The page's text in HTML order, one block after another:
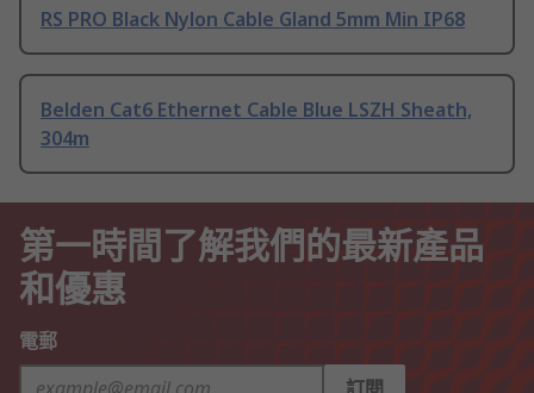
RS PRO Black Nylon Cable Gland 5mm Min IP68
Belden Cat6 Ethernet Cable Blue LSZH Sheath,
304m
第一時間了解我們的最新產品
和優惠
電郵